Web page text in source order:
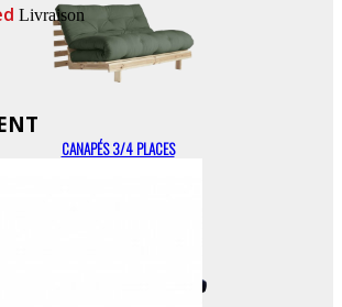
CANAPÉS 3/4 PLACES
Livraison